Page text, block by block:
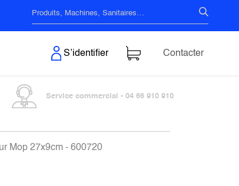
S’identifier Contacter
Service commercial - 04 66 910 910
Mop 27x9cm - 600720